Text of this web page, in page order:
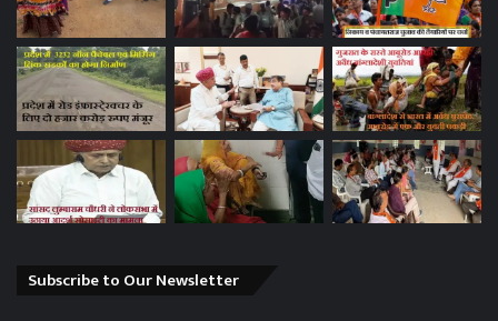
Subscribe to Our Newsletter